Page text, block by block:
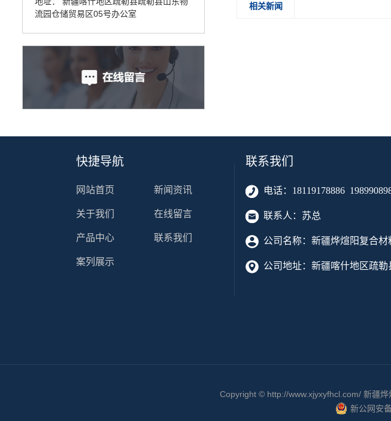
流园仓储贸易区05号办公室
相关新闻
快捷导航
网站首页 新闻资讯
关于我们 在线留言
产品中心 联系我们
案列展示
联系我们
电话： 18119178886
联系人： 苏总
公司名称：新疆烨煊阳复合材
公司地址： 新疆喀什地区疏勒
Copyright © http://www.xjyxyfhcl.com/ 新疆烨
新公网安